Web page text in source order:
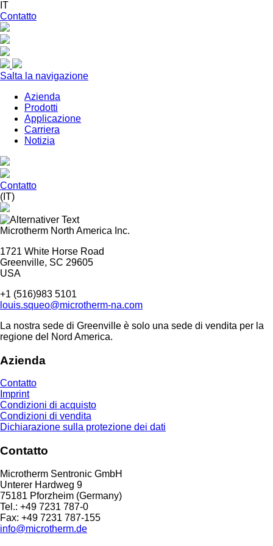
IT
Contatto
Salta la navigazione
Azienda
Prodotti
Applicazione
Carriera
Notizia
Contatto
(IT)
Microtherm North America Inc.
1721 White Horse Road
Greenville, SC 29605
USA
+1 (516)983 5101
louis.squeo@microtherm-na.com
La nostra sede di Greenville è solo una sede di vendita per la
regione del Nord America.
Azienda
Contatto
Imprint
Condizioni di acquisto
Condizioni di vendita
Dichiarazione sulla protezione dei dati
Contatto
Microtherm Sentronic GmbH
Unterer Hardweg 9
75181 Pforzheim (Germany)
Tel.: +49 7231 787-0
Fax: +49 7231 787-155
info@microtherm.de